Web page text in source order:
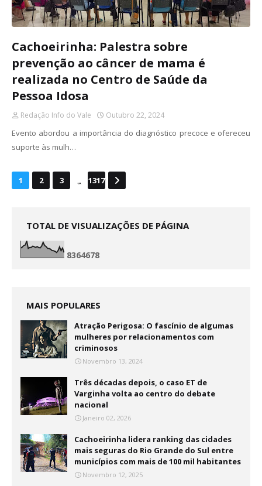
Cachoeirinha: Palestra sobre
prevenção ao câncer de mama é
realizada no Centro de Saúde da
Pessoa Idosa
Redação Info do Vale Outubro 22, 2024
Evento abordou a importância do diagnóstico precoce e ofereceu
suporte às mulh…
1 2 3 ... 1317
TOTAL DE VISUALIZAÇÕES DE PÁGINA
8364678
MAIS POPULARES
Atração Perigosa: O fascínio de algumas
mulheres por relacionamentos com
criminosos
Novembro 13, 2024
Três décadas depois, o caso ET de
Varginha volta ao centro do debate
nacional
Janeiro 02, 2026
Cachoeirinha lidera ranking das cidades
mais seguras do Rio Grande do Sul entre
municípios com mais de 100 mil habitantes
Novembro 12, 2025